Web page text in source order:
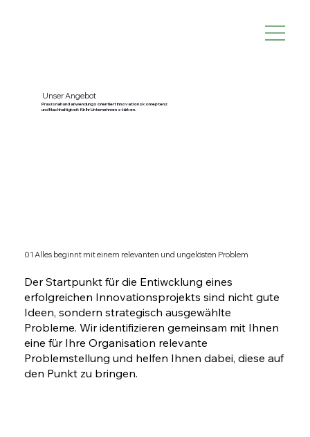
Unser Angebot
Praxisnah und anwendungsorientiert Innovationskomeptenz
und Nachhaltigkeit für Ihr Unternehmen stärken.
Der Startpunkt für die Entiwcklung eines
erfolgreichen Innovationsprojekts sind nicht gute
Ideen, sondern strategisch ausgewählte
Probleme. Wir identifizieren gemeinsam mit Ihnen
eine für Ihre Organisation relevante
Problemstellung und helfen Ihnen dabei, diese auf
den Punkt zu bringen.
01 Alles beginnt mit einem relevanten und ungelösten Problem